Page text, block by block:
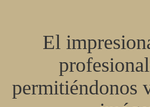
El
permitiéndonos